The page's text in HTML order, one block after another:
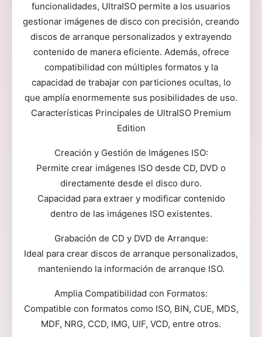
funcionalidades, UltraISO permite a los usuarios
gestionar imágenes de disco con precisión, creando
discos de arranque personalizados y extrayendo
contenido de manera eficiente. Además, ofrece
compatibilidad con múltiples formatos y la
capacidad de trabajar con particiones ocultas, lo
que amplía enormemente sus posibilidades de uso.
Características Principales de UltraISO Premium
Edition
Creación y Gestión de Imágenes ISO:
Permite crear imágenes ISO desde CD, DVD o
directamente desde el disco duro.
Capacidad para extraer y modificar contenido
dentro de las imágenes ISO existentes.
Grabación de CD y DVD de Arranque:
Ideal para crear discos de arranque personalizados,
manteniendo la información de arranque ISO.
Amplia Compatibilidad con Formatos:
Compatible con formatos como ISO, BIN, CUE, MDS,
MDF, NRG, CCD, IMG, UIF, VCD, entre otros.